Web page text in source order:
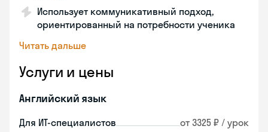
Использует коммуникативный подход,
ориентированный на потребности ученика
Читать дальше
Услуги и цены
Английский язык
Для ИТ-специалистов от 3325 ₽ / урок